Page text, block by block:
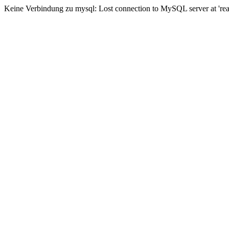
Keine Verbindung zu mysql: Lost connection to MySQL server at